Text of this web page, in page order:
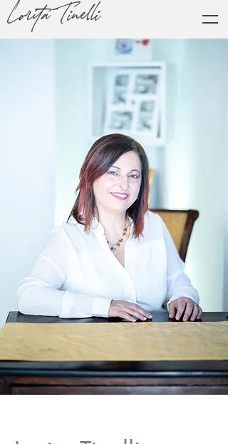
Lorita Tinelli